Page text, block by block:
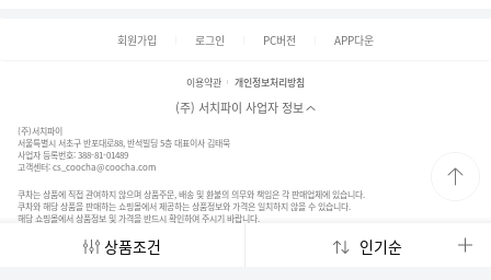
회원가입 로그인 PC버전 APP다운
이용약관 개인정보처리방침
(주) 서치파이 사업자 정보
(주)서치파이
서울특별시 서초구 반포대로88, 반석빌딩 5층 대표이사 김태묵
사업자 등록번호: 388-81-01489
고객센터:cs_coocha@coocha.com
쿠차는 상품에 직접 관여하지 않으며 상품주문, 배송 및 환불의 의무와 책임은 각 판매업체에 있습니다.
쿠차와 해당 상품을 판매하는 쇼핑몰에서 제공하는 상품정보와 가격은 일치하지 않을 수 있습니다.
해당 쇼핑몰에서 상품정보 및 가격을 반드시 확인하여 주시기 바랍니다.
상품조건 인기순